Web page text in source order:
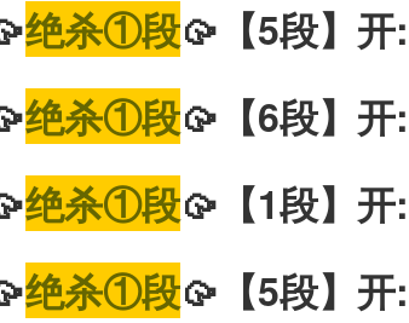
绝杀①段🥠【5段】开:
绝杀①段🥠【6段】开:
绝杀①段🥠【1段】开:
绝杀①段🥠【5段】